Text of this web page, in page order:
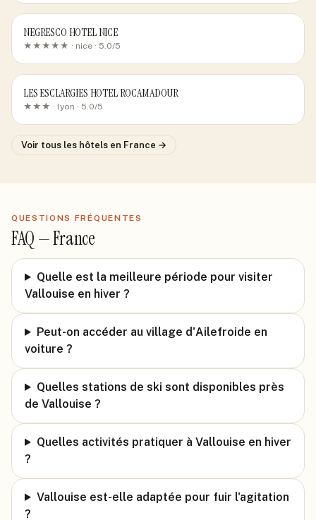
NEGRESCO HOTEL NICE
★★★★★ · nice · 5.0/5
LES ESCLARGIES HOTEL ROCAMADOUR
★★★ · lyon · 5.0/5
Voir tous les hôtels en France →
QUESTIONS FRÉQUENTES
FAQ —France
Quelle est la meilleure période pour visiter
Vallouise en hiver ?
Peut-on accéder au village d'Ailefroide en
voiture ?
Quelles stations de ski sont disponibles près
de Vallouise ?
Quelles activités pratiquer à Vallouise en hiver
?
Vallouise est-elle adaptée pour fuir l'agitation
?